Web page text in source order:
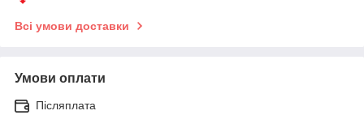
Всі умови доставки
Умови оплати
Післяплата